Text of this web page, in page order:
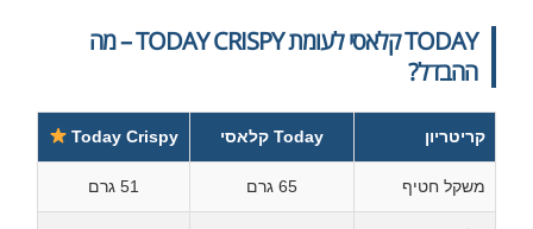
TODAY קלאסי לעומת TODAY CRISPY – מה
ההבדל?
קריטריון Today קלאסי Today Crispy
משקל חטיף 65 גרם 51 גרם